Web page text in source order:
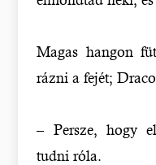
Magas hangon
rázni a fejét;
– Persze, hogy
tudni róla.